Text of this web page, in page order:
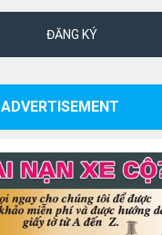
ĐĂNG KÝ
ADVERTISEMENT